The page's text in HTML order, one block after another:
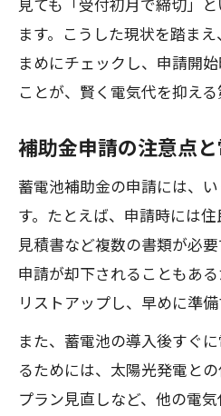
見ても「受付初月で締切」
ます。こうした現状を踏ま
まめにチェックし、申請開
ことが、賢く電気代を抑える
補助金申請の注意点
蓄電池補助金の申請には、
す。たとえば、申請時には
見積書など複数の書類が必
申請が却下されることもあ
リストアップし、早めに準備
また、蓄電池の導入後すぐ
るためには、太陽光発電と
プラン見直しなど、他の電